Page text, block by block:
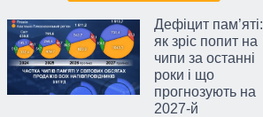
Дефіцит пам’яті:
як зріс попит на
чипи за останні
роки і що
прогнозують на
2027-й